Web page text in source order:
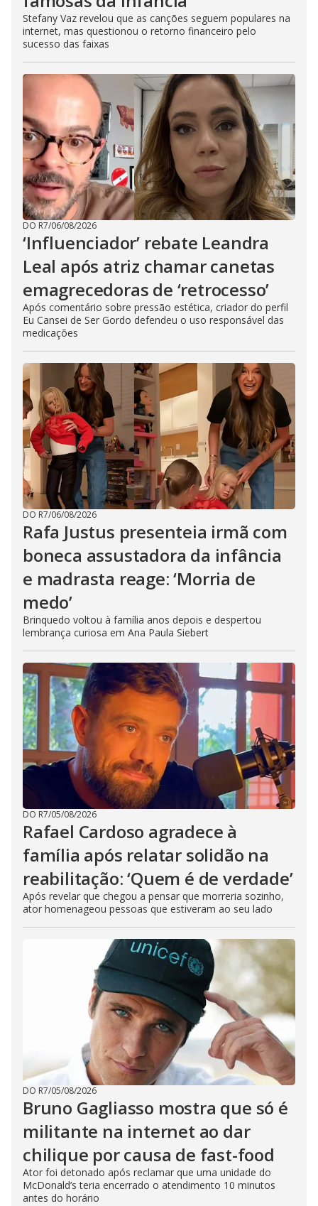
Stefany Vaz revelou que as canções seguem populares na
internet, mas questionou o retorno financeiro pelo
sucesso das faixas
DO R7/06/08/2026
‘Influenciador’ rebate Leandra
Leal após atriz chamar canetas
emagrecedoras de ‘retrocesso’
Após comentário sobre pressão estética, criador do perfil
Eu Cansei de Ser Gordo defendeu o uso responsável das
medicações
DO R7/06/08/2026
Rafa Justus presenteia irmã com
boneca assustadora da infância
e madrasta reage: ‘Morria de
medo’
Brinquedo voltou à família anos depois e despertou
lembrança curiosa em Ana Paula Siebert
DO R7/05/08/2026
Rafael Cardoso agradece à
família após relatar solidão na
reabilitação: ‘Quem é de verdade’
Após revelar que chegou a pensar que morreria sozinho,
ator homenageou pessoas que estiveram ao seu lado
DO R7/05/08/2026
Bruno Gagliasso mostra que só é
militante na internet ao dar
chilique por causa de fast-food
Ator foi detonado após reclamar que uma unidade do
McDonald’s teria encerrado o atendimento 10 minutos
antes do horário